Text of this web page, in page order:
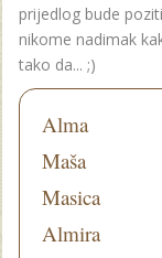
prijedlog bude
nikome nadimak
tako da... ;)
Alma
Maša
Masica
Almira